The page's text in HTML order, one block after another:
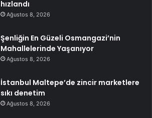
hızlandı
Ağustos 8, 2026
Şenliğin En Güzeli Osmangazi’nin
Mahallelerinde Yaşanıyor
Ağustos 8, 2026
İstanbul Maltepe’de zincir marketlere
sıkı denetim
Ağustos 8, 2026